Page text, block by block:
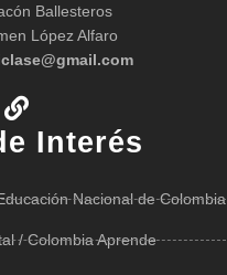
Ballesteros
López Alfaro
Interés
Nacional de Colombia
/ Colombia Aprende